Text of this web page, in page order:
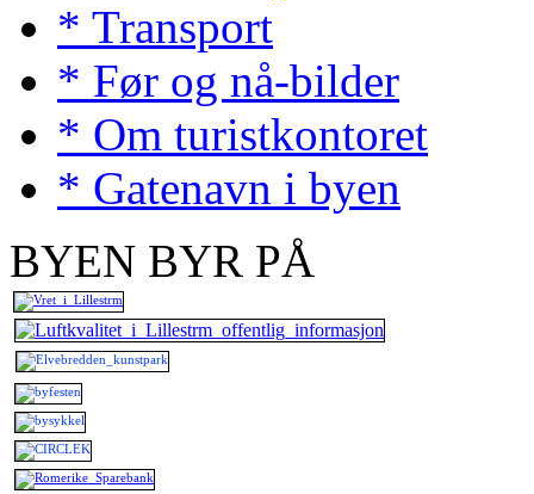
* Transport
* Før og nå-bilder
* Om turistkontoret
* Gatenavn i byen
BYEN BYR PÅ